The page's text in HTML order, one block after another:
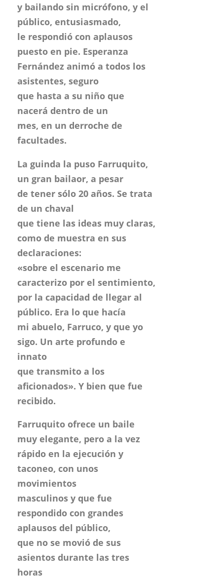
asistentes, seguro
que hasta a su niño que
nacerá dentro de un
mes, en un derroche de
facultades.
La guinda la puso Farruquito,
un gran bailaor, a pesar
de tener sólo 20 años. Se trata
de un chaval
como de muestra en sus
declaraciones:
«sobre el escenario me
caracterizo por el sentimiento,
por la capacidad de llegar al
público. Era lo que hacía
mi abuelo, Farruco, y que yo
sigo. Un arte profundo e
innato
que transmito a los
aficionados». Y bien que fue
recibido.
Farruquito ofrece un baile
muy elegante, pero a la vez
rápido en la ejecución y
taconeo, con unos
masculinos y que fue
respondido con grandes
aplausos del público,
que no se movió de sus
asientos durante las tres
horas
de la primera noche del 36º
Festival de Flamenco Almería
2005, organizado por la
Concejalía de Cultura de
Almería.